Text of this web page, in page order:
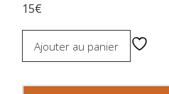
15€
Ajouter au panier